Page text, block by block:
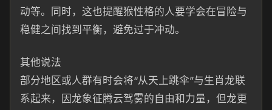
动等。同时，这也提醒猴性格的人要学会在冒险与
稳健之间找到平衡，避免过于冲动。
其他说法
部分地区或人群有时会将“从天上跳伞”与生肖龙联
系起来，因龙象征腾云驾雾的自由和力量，但龙更